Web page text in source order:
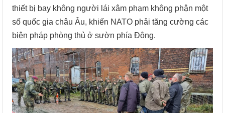
thiết bị bay không người lái xâm phạm không phận một
số quốc gia châu Âu, khiến NATO phải tăng cường các
biện pháp phòng thủ ở sườn phía Đông.